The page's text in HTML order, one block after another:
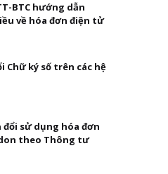
BTC hướng dẫn
về hóa đơn điện tử
Chữ ký số trên các hệ
sử dụng hóa đơn
theo Thông tư